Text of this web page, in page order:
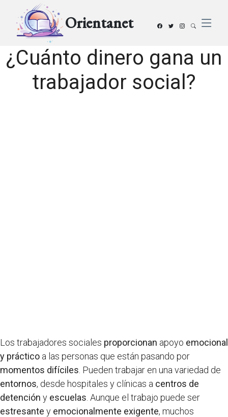
Orientanet
¿Cuánto dinero gana un
trabajador social?
Los trabajadores sociales proporcionan apoyo emocional
y práctico a las personas que están pasando por
momentos difíciles . Pueden trabajar en una variedad de
entornos, desde hospitales y clínicas a centros de
detención y escuelas . Aunque el trabajo puede ser
estresante y emocionalmente exigente, muchos